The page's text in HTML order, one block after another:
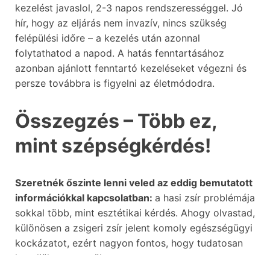
kezelést javaslol, 2-3 napos rendszerességgel. Jó
hír, hogy az eljárás nem invazív, nincs szükség
felépülési időre – a kezelés után azonnal
folytathatod a napod. A hatás fenntartásához
azonban ajánlott fenntartó kezeléseket végezni és
persze továbbra is figyelni az életmódodra.
Összegzés – Több ez,
mint szépségkérdés!
Szeretnék őszinte lenni veled az eddig bemutatott
információkkal kapcsolatban: a hasi zsír problémája
sokkal több, mint esztétikai kérdés. Ahogy olvastad,
különösen a zsigeri zsír jelent komoly egészségügyi
kockázatot, ezért nagyon fontos, hogy tudatosan